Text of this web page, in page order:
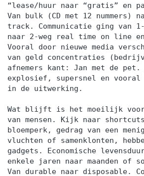
“lease/huur naar “gratis” en
Van bulk (CD met 12 nummers)
track. Communicatie ging van
naar 2-weg real time on line
Vooral door nieuwe media
van geld concentraties
afnemers kant: Jan met de pet.
explosief, supersnel en vooral
in de uitwerking.
Wat blijft is het moeilijk
van mensen. Kijk naar
bloemperk, gedrag van een
vluchten of samenklonten,
gadgets. Economische
enkele jaren naar maanden of
Van durable naar disposable.